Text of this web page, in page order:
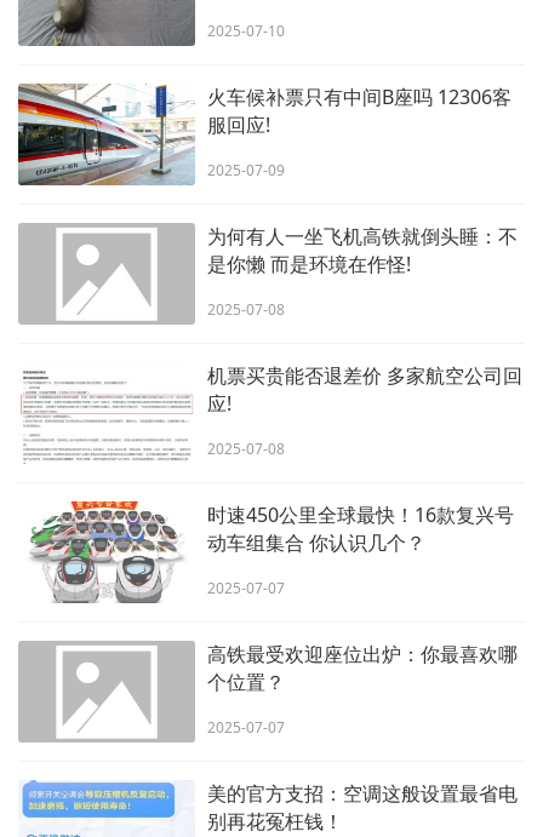
2025-07-10
火车候补票只有中间B座吗 12306客
服回应!
2025-07-09
为何有人一坐飞机高铁就倒头睡：不
是你懒 而是环境在作怪!
2025-07-08
机票买贵能否退差价 多家航空公司回
应!
2025-07-08
时速450公里全球最快！16款复兴号
动车组集合 你认识几个？
2025-07-07
高铁最受欢迎座位出炉：你最喜欢哪
个位置？
2025-07-07
美的官方支招：空调这般设置最省电
别再花冤枉钱！